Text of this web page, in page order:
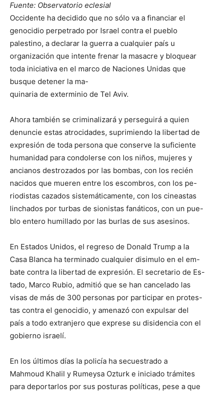
Fuente: Observatorio eclesial
Occidente ha decidido que no sólo va a financiar el
genocidio perpetrado por Israel contra el pueblo
palestino, a declarar la guerra a cualquier país u
organización que intente frenar la masacre y bloquear
toda iniciativa en el marco de Naciones Unidas que
busque detener la ma-
quinaria de exterminio de Tel Aviv.
Ahora también se criminalizará y perseguirá a quien
denuncie estas atrocidades, suprimiendo la libertad de
expresión de toda persona que conserve la suficiente
humanidad para condolerse con los niños, mujeres y
ancianos destrozados por las bombas, con los recién
nacidos que mueren entre los escombros, con los pe-
riodistas cazados sistemáticamente, con los cineastas
linchados por turbas de sionistas fanáticos, con un pue-
blo entero humillado por las burlas de sus asesinos.
En Estados Unidos, el regreso de Donald Trump a la
Casa Blanca ha terminado cualquier disimulo en el em-
bate contra la libertad de expresión. El secretario de Es-
tado, Marco Rubio, admitió que se han cancelado las
visas de más de 300 personas por participar en protes-
tas contra el genocidio, y amenazó con expulsar del
país a todo extranjero que exprese su disidencia con el
gobierno israelí.
En los últimos días la policía ha secuestrado a
Mahmoud Khalil y Rumeysa Ozturk e iniciado trámites
para deportarlos por sus posturas políticas, pese a que